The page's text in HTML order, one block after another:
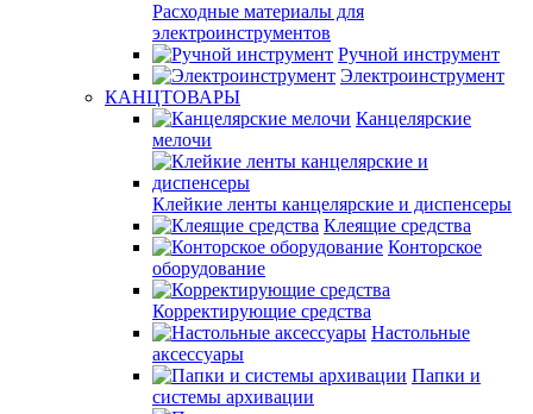
Расходные материалы для
электроинструментов
Ручной инструмент
Электроинструмент
КАНЦТОВАРЫ
Канцелярские
мелочи
Клейкие ленты канцелярские и диспенсеры
Клеящие средства
Конторское
оборудование
Корректирующие средства
Настольные
аксессуары
Папки и
системы архивации